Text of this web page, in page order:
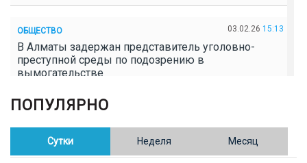
ОБЩЕСТВО 03.02.26 15:13
В Алматы задержан представитель уголовно-
преступной среды по подозрению в
вымогательстве
ОБЩЕСТВО
Полицейские пресекли незаконное выращивание
конопли в Таразе
ПОПУЛЯРНО
Сутки Неделя Месяц